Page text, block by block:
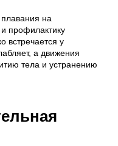
на
профилактику
встречается у
а движения
тела и устранению